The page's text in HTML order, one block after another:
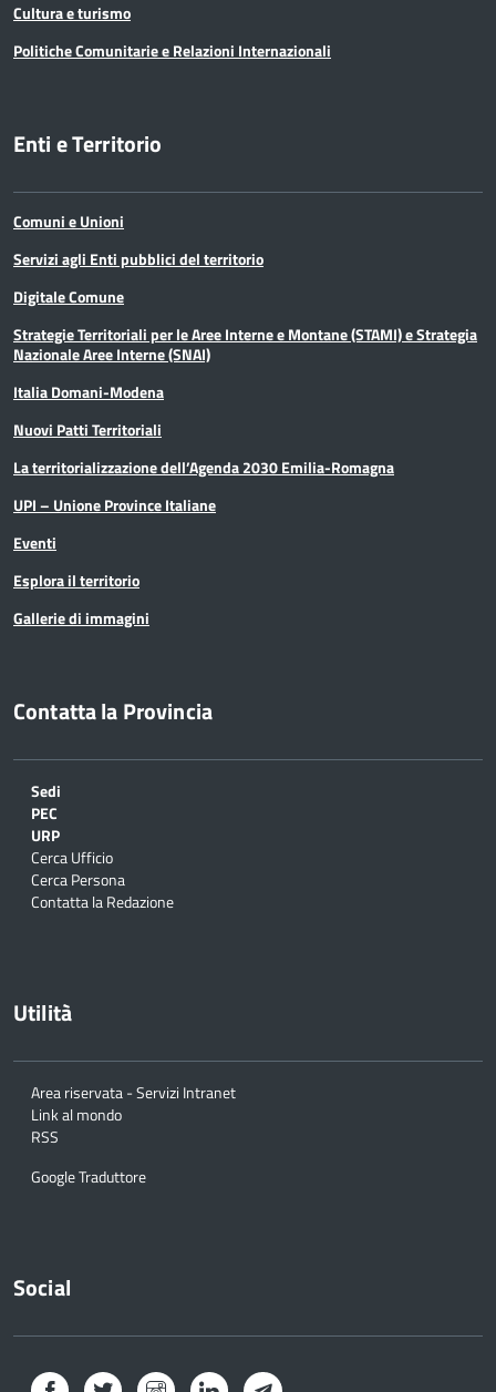
Cultura e turismo
Politiche Comunitarie e Relazioni Internazionali
Enti e Territorio
Comuni e Unioni
Servizi agli Enti pubblici del territorio
Digitale Comune
Strategie Territoriali per le Aree Interne e Montane (STAMI) e Strategia
Nazionale Aree Interne (SNAI)
Italia Domani-Modena
Nuovi Patti Territoriali
La territorializzazione dell’Agenda 2030 Emilia-Romagna
UPI – Unione Province Italiane
Eventi
Esplora il territorio
Gallerie di immagini
Contatta la Provincia
Sedi
PEC
URP
Cerca Ufficio
Cerca Persona
Contatta la Redazione
Utilità
Area riservata - Servizi Intranet
Link al mondo
RSS
Google Traduttore
Social
Facebook Twitter InstagramLinkedInTelegram